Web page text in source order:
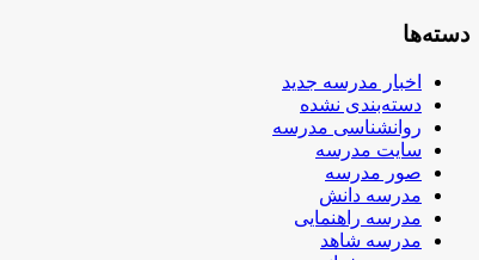
دسته‌ها
اخبار مدرسه جدید
دسته‌بندی نشده
روانشناسی مدرسه
سایت مدرسه
صور مدرسه
مدرسه دانش
مدرسه راهنمایی
مدرسه شاهد